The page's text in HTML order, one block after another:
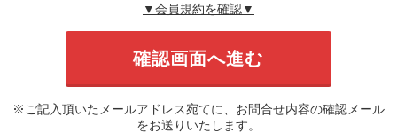
▼会員規約を確認▼
※ご記入頂いたメールアドレス宛てに、お問合せ内容の確認メール
をお送りいたします。